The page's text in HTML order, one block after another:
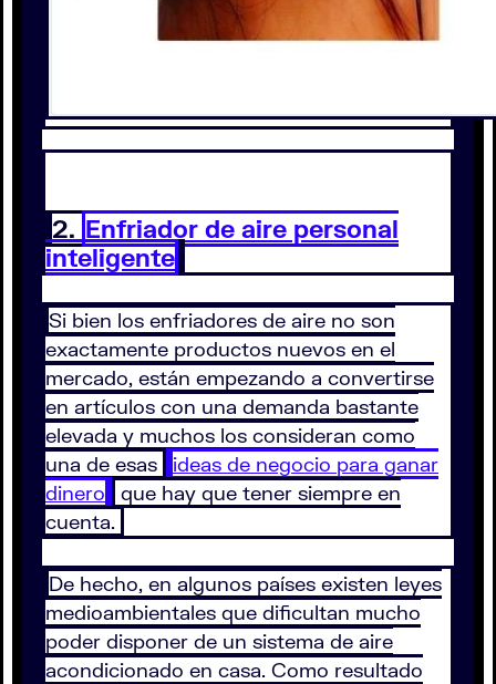
2. Enfriador de aire personal
inteligente
Si bien los enfriadores de aire no son
exactamente productos nuevos en el
mercado, están empezando a convertirse
en artículos con una demanda bastante
elevada y muchos los consideran como
una de esas
ideas de negocio para ganar
dinero
que hay que tener siempre en
cuenta.
De hecho, en algunos países existen leyes
medioambientales que dificultan mucho
poder disponer de un sistema de aire
acondicionado en casa. Como resultado